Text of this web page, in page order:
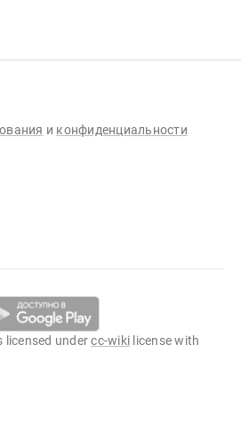
и конфиденциальности
licensed undercc-wiki license with